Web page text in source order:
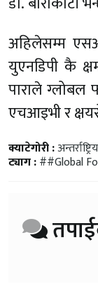
अहिलेसम्म
युएनडिपी कै
पाराले ग्लोबल
एचआइभी र
क्याटेगोरी :अन्तर्राष्ट्रिय
ट्याग :##Global